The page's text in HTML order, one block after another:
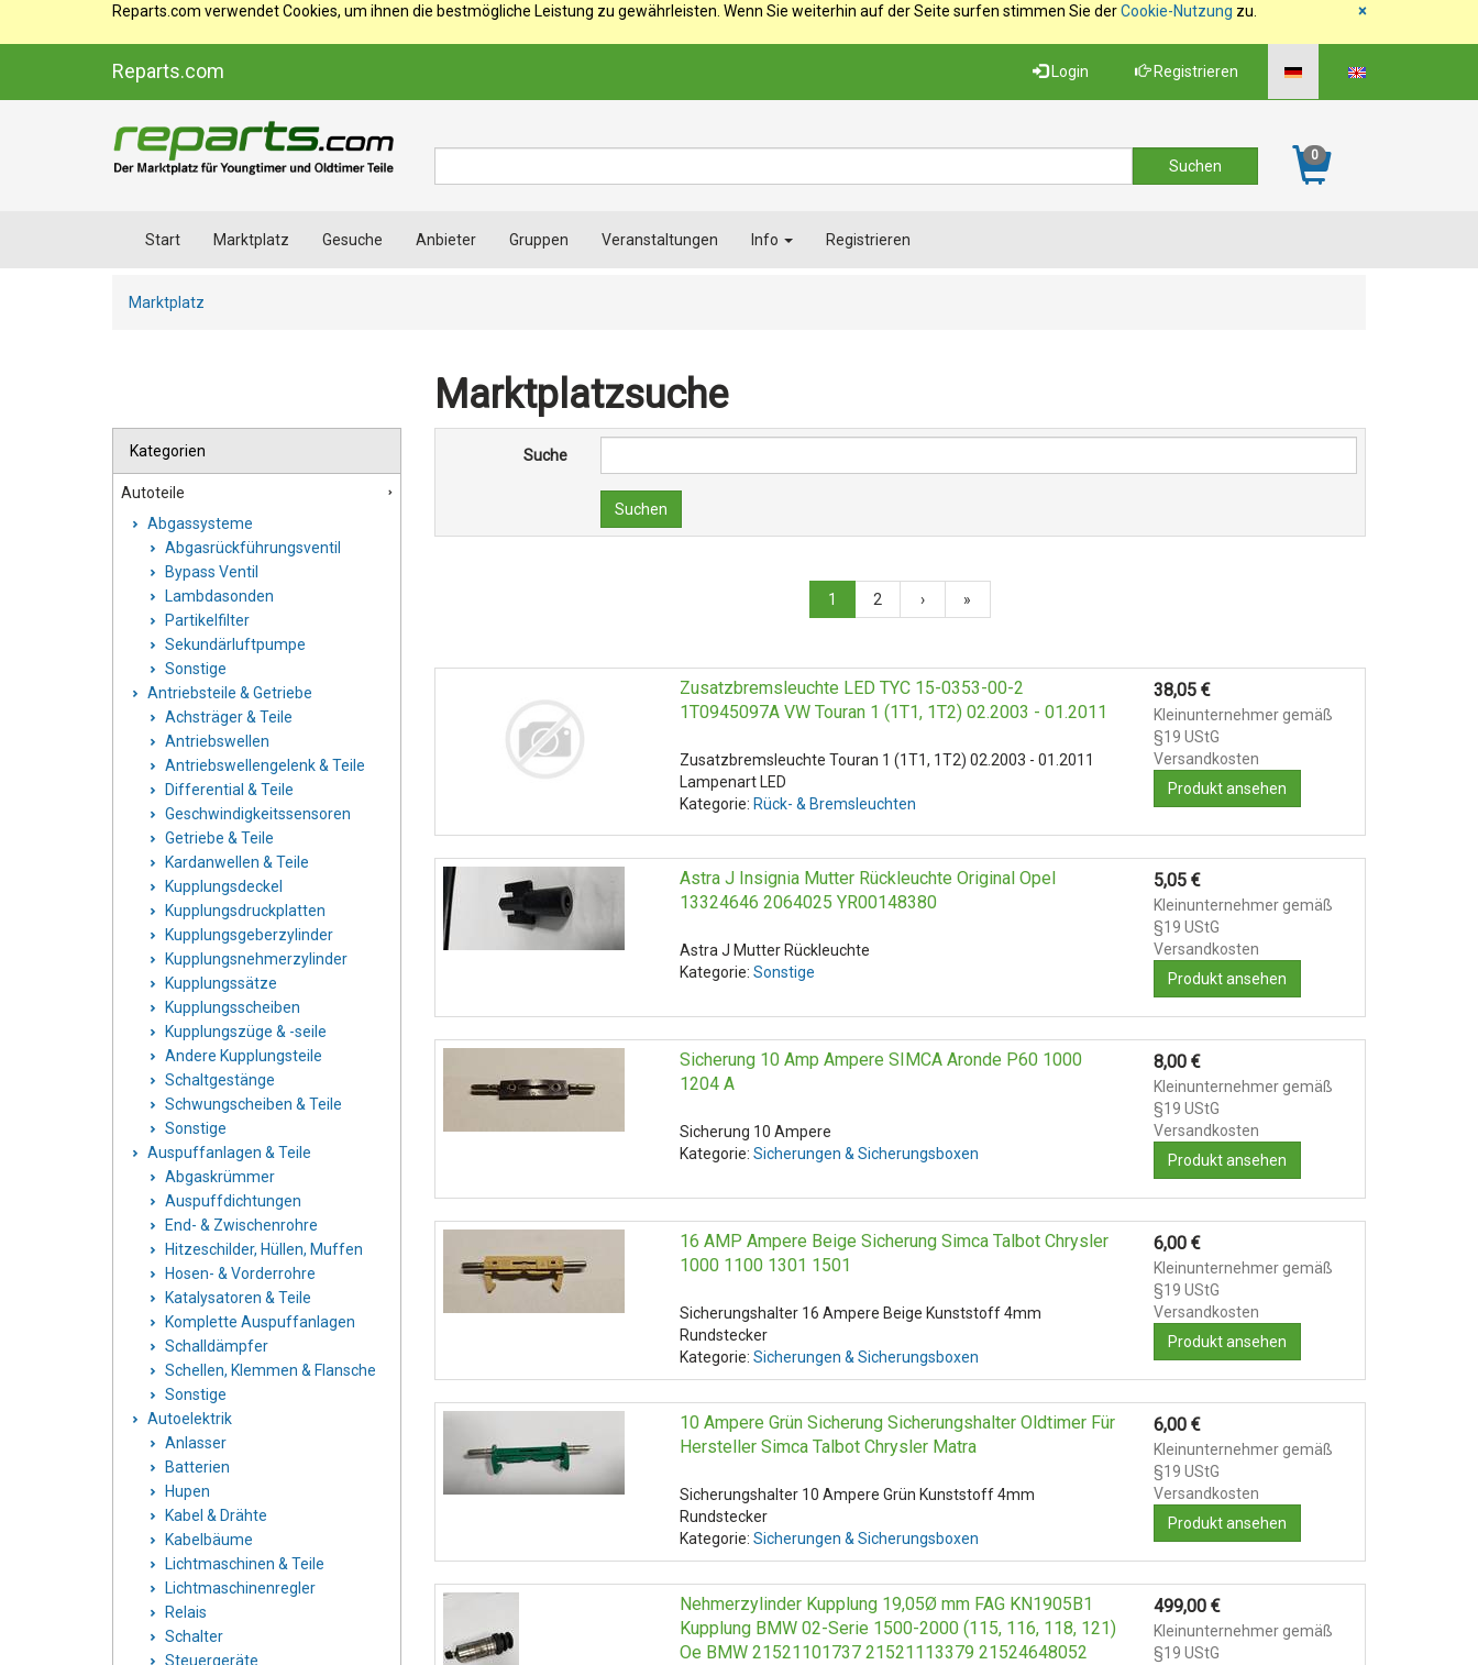
×
Reparts.com verwendet Cookies, um ihnen die bestmögliche Leistung zu gewährleisten. Wenn Sie weiterhin auf der Seite surfen stimmen Sie derCookie-Nutzung zu.
Reparts.com Login Registrieren
0
Start Marktplatz Gesuche Anbieter Gruppen Veranstaltungen Info Registrieren
Marktplatz
Marktplatzsuche
Suche
Suchen
1 2 › »
Zusatzbremsleuchte LED TYC 15-0353-00-2
1T0945097A VW Touran 1 (1T1, 1T2) 02.2003 - 01.2011
Zusatzbremsleuchte Touran 1 (1T1, 1T2) 02.2003 - 01.2011
Lampenart LED
Kategorie: Rück- & Bremsleuchten
38,05 €
Kleinunternehmer gemäß
§19 UStG
Versandkosten
Produkt ansehen
Astra J Insignia Mutter Rückleuchte Original Opel
13324646 2064025 YR00148380
Astra J Mutter Rückleuchte
Kategorie: Sonstige
5,05 €
Kleinunternehmer gemäß
§19 UStG
Versandkosten
Produkt ansehen
Sicherung 10 Amp Ampere SIMCA Aronde P60 1000
1204 A
Sicherung 10 Ampere
Kategorie: Sicherungen & Sicherungsboxen
8,00 €
Kleinunternehmer gemäß
§19 UStG
Versandkosten
Produkt ansehen
16 AMP Ampere Beige Sicherung Simca Talbot Chrysler
1000 1100 1301 1501
Sicherungshalter 16 Ampere Beige Kunststoff 4mm
Rundstecker
Kategorie: Sicherungen & Sicherungsboxen
6,00 €
Kleinunternehmer gemäß
§19 UStG
Versandkosten
Produkt ansehen
10 Ampere Grün Sicherung Sicherungshalter Oldtimer Für
Hersteller Simca Talbot Chrysler Matra
Sicherungshalter 10 Ampere Grün Kunststoff 4mm
Rundstecker
Kategorie: Sicherungen & Sicherungsboxen
6,00 €
Kleinunternehmer gemäß
§19 UStG
Versandkosten
Produkt ansehen
Nehmerzylinder Kupplung 19,05Ø mm FAG KN1905B1
Kupplung BMW 02-Serie 1500-2000 (115, 116, 118, 121)
Oe BMW 21521101737 21521113379 21524648052
499,00 €
Kleinunternehmer gemäß
§19 UStG
Kategorien
Autoteile
Abgassysteme
Abgasrückführungsventil
Bypass Ventil
Lambdasonden
Partikelfilter
Sekundärluftpumpe
Sonstige
Antriebsteile & Getriebe
Achsträger & Teile
Antriebswellen
Antriebswellengelenk & Teile
Differential & Teile
Geschwindigkeitssensoren
Getriebe & Teile
Kardanwellen & Teile
Kupplungsdeckel
Kupplungsdruckplatten
Kupplungsgeberzylinder
Kupplungsnehmerzylinder
Kupplungssätze
Kupplungsscheiben
Kupplungszüge & -seile
Andere Kupplungsteile
Schaltgestänge
Schwungscheiben & Teile
Sonstige
Auspuffanlagen & Teile
Abgaskrümmer
Auspuffdichtungen
End- & Zwischenrohre
Hitzeschilder, Hüllen, Muffen
Hosen- & Vorderrohre
Katalysatoren & Teile
Komplette Auspuffanlagen
Schalldämpfer
Schellen, Klemmen & Flansche
Sonstige
Autoelektrik
Anlasser
Batterien
Hupen
Kabel & Drähte
Kabelbäume
Lichtmaschinen & Teile
Lichtmaschinenregler
Relais
Schalter
Steuergeräte